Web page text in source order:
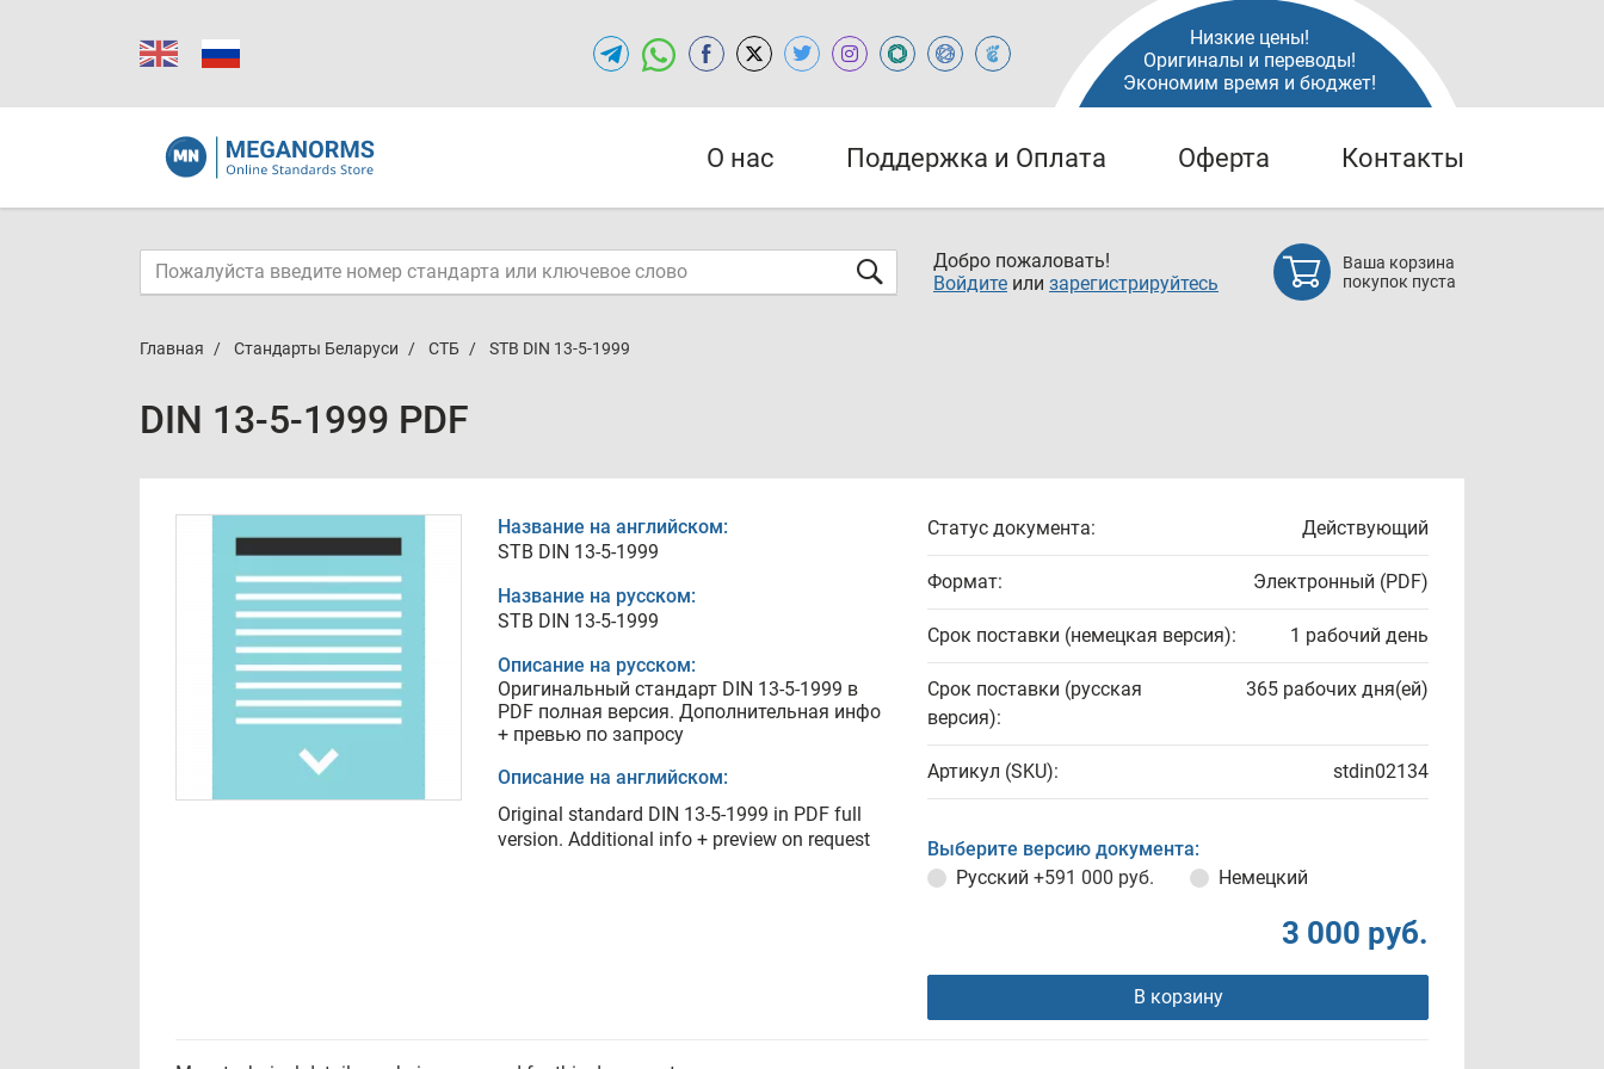
Низкие цены!
Оригиналы и переводы!
Экономим время и бюджет!
О нас Поддержка и Оплата Оферта Контакты
Добро пожаловать!
Войдите или зарегистрируйтесь
Ваша корзина
покупок пуста
Главная Стандарты Беларуси СТБ STB DIN 13-5-1999
DIN 13-5-1999 PDF
Название на английском:
STB DIN 13-5-1999
Название на русском:
STB DIN 13-5-1999
Описание на русском:
Оригинальный стандарт DIN 13-5-1999 в
PDF полная версия. Дополнительная инфо
+ превью по запросу
Описание на английском:
Original standard DIN 13-5-1999 in PDF full
version. Additional info + preview on request
Статус документа: Действующий
Формат: Электронный (PDF)
Срок поставки (немецкая версия): 1 рабочий день
Срок поставки (русская
версия):
365 рабочих дня(ей)
Артикул (SKU): stdin02134
Выберите версию документа:
Русский +591 000 руб. Немецкий
3 000 руб.
В корзину